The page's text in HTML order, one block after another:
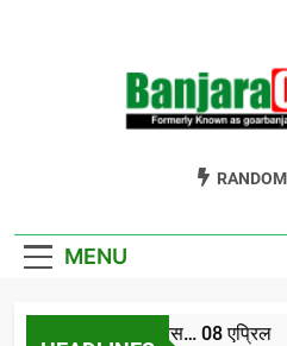
MENU
विश्व बंजारा दिवस… 08 एप्रिल